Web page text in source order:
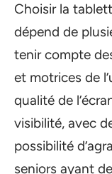
Choisir la
dépend de
tenir compte
et motrices de
qualité de
visibilité, avec
possibilité
seniors ayant